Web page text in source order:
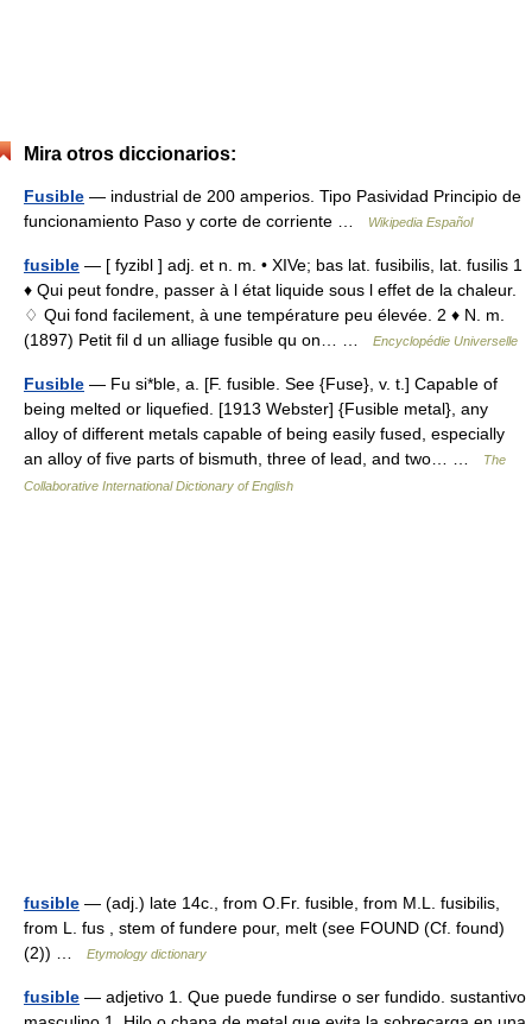
Mira otros diccionarios:
Fusible — industrial de 200 amperios. Tipo Pasividad Principio de
funcionamiento Paso y corte de corriente …
Wikipedia Español
fusible — [ fyzibl ] adj. et n. m. • XIVe; bas lat. fusibilis, lat. fusilis 1
♦ Qui peut fondre, passer à l état liquide sous l effet de la chaleur.
♢ Qui fond facilement, à une température peu élevée. 2 ♦ N. m.
(1897) Petit fil d un alliage fusible qu on… …
Encyclopédie Universelle
Fusible — Fu si*ble, a. [F. fusible. See {Fuse}, v. t.] CapabIe of
being melted or liquefied. [1913 Webster] {Fusible metal}, any
alloy of different metals capable of being easily fused, especially
an alloy of five parts of bismuth, three of lead, and two… …
The
Collaborative International Dictionary of English
fusible — (adj.) late 14c., from O.Fr. fusible, from M.L. fusibilis,
from L. fus , stem of fundere pour, melt (see FOUND (Cf. found)
(2)) …
Etymology dictionary
fusible — adjetivo 1. Que puede fundirse o ser fundido. sustantivo